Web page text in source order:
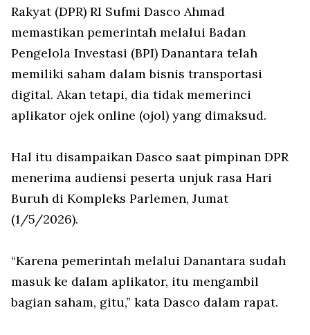
Rakyat (DPR) RI Sufmi Dasco Ahmad
memastikan pemerintah melalui Badan
Pengelola Investasi (BPI) Danantara telah
memiliki saham dalam bisnis transportasi
digital. Akan tetapi, dia tidak memerinci
aplikator ojek online (ojol) yang dimaksud.
Hal itu disampaikan Dasco saat pimpinan DPR
menerima audiensi peserta unjuk rasa Hari
Buruh di Kompleks Parlemen, Jumat
(1/5/2026).
“Karena pemerintah melalui Danantara sudah
masuk ke dalam aplikator, itu mengambil
bagian saham, gitu,” kata Dasco dalam rapat.